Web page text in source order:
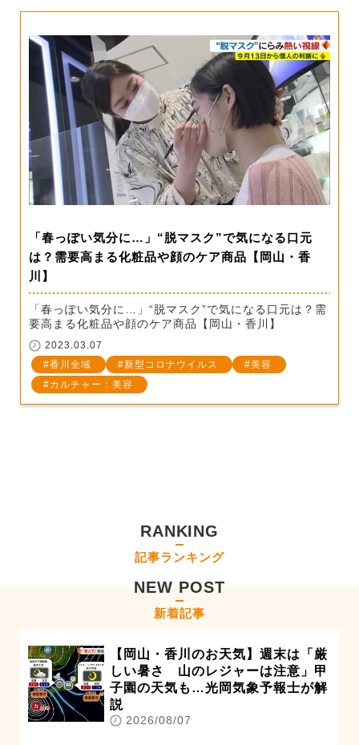
「春っぽい気分に…」“脱マスク”で気になる口元
は？需要高まる化粧品や顔のケア商品【岡山・香
川】
「春っぽい気分に…」“脱マスク”で気になる口元は？需
要高まる化粧品や顔のケア商品【岡山・香川】
2023.03.07
香川全域
新型コロナウイルス
美容
カルチャー：美容
RANKING
記事ランキング
NEW POST
新着記事
【岡山・香川のお天気】週末は「厳
しい暑さ 山のレジャーは注意」甲
子園の天気も…光岡気象予報士が解
説
2026/08/07